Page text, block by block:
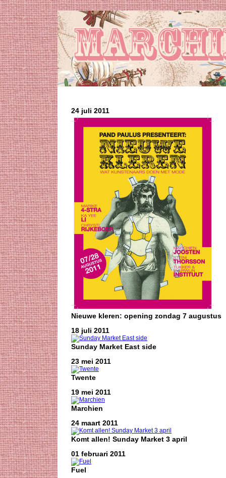
24 juli 2011
Nieuwe kleren: opening zondag 7 augustus
18 juli 2011
Sunday Market East side
23 mei 2011
Twente
19 mei 2011
Marchien
24 maart 2011
Komt allen! Sunday Market 3 april
01 februari 2011
Fuel